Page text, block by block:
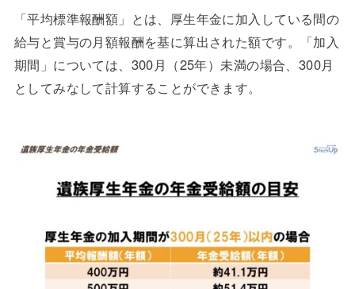
「平均標準報酬額」とは、厚生年金に加入している間の
給与と賞与の月額報酬を基に算出された額です。「加入
期間」については、300月（25年）未満の場合、300月
としてみなして計算することができます。